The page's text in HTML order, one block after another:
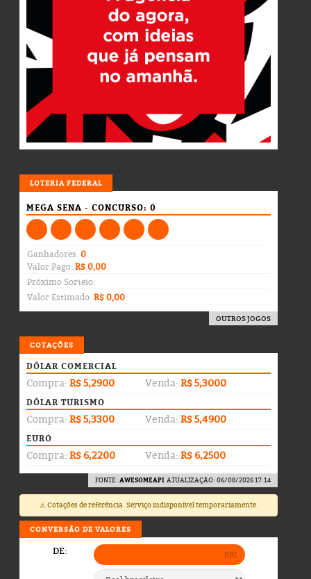
LOTERIA
MEGA SENA - CONCURSO: 0
LOTERIA FEDERAL
Ganhadores:0
Valor Pago:R$ 0,00
Próximo Sorteio:
Valor Estimado:R$ 0,00
OUTROS JOGOS
COTAÇÕES
DÓLAR COMERCIAL
Compra: R$ 5,2900 Venda: R$ 5,3000
DÓLAR TURISMO
Compra: R$ 5,3300 Venda: R$ 5,4900
EURO
Compra: R$ 6,2200 Venda: R$ 6,2500
FONTE: AWESOMEAPI. ATUALIZAÇÃO: 06/08/2026 17:14
⚠️ Cotações de referência. Serviço indisponível temporariamente.
CONVERSÃO DE VALORES